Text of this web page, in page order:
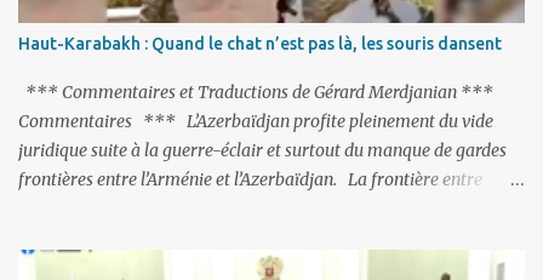
sacrifieront les relations bilatérales à cause de ce terroriste» , a
prévenu le ministre turc de la Justice, Bekir Bozdag.
Haut-Karabakh : Quand le chat n’est pas là, les souris dansent
*** Commentaires et Traductions de Gérard Merdjanian ***
Commentaires *** L’Azerbaïdjan profite pleinement du vide
juridique suite à la guerre-éclair et surtout du manque de gardes
frontières entre l’Arménie et l’Azerbaïdjan. La frontière entre
Gumri. On ne sait jamais si l’envie prenait au zigoto d’en face